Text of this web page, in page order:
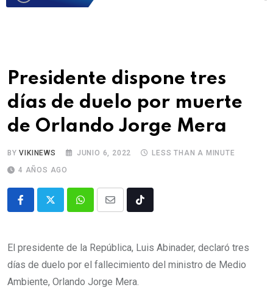
Presidente dispone tres
días de duelo por muerte
de Orlando Jorge Mera
BYVIKINEWS JUNIO 6, 2022
LESS THAN A MINUTE
4 AÑOS AGO
El presidente de la República, Luis Abinader, declaró tres
días de duelo por el fallecimiento del ministro de Medio
Ambiente, Orlando Jorge Mera.